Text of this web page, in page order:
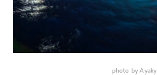
photo by Ayaky